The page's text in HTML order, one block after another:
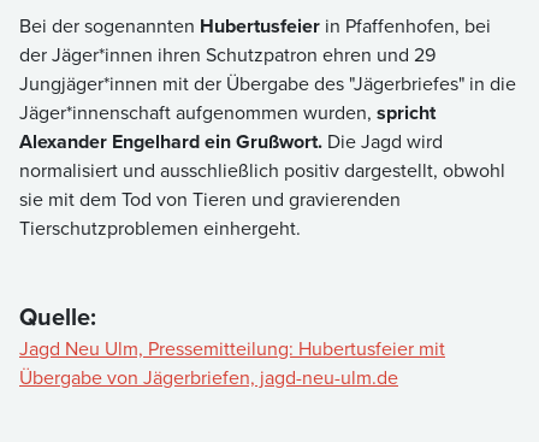
Bei der sogenannten Hubertusfeier in Pfaffenhofen, bei
der Jäger*innen ihren Schutzpatron ehren und 29
Jungjäger*innen mit der Übergabe des "Jägerbriefes" in die
Jäger*innenschaft aufgenommen wurden, spricht
Alexander Engelhard ein Grußwort. Die Jagd wird
normalisiert und ausschließlich positiv dargestellt, obwohl
sie mit dem Tod von Tieren und gravierenden
Tierschutzproblemen einhergeht.
Quelle:
Jagd Neu Ulm, Pressemitteilung: Hubertusfeier mit
Übergabe von Jägerbriefen, jagd-neu-ulm.de